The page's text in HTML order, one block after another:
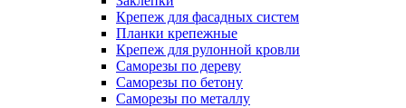
Крепеж для фасадных систем
Планки крепежные
Крепеж для рулонной кровли
Саморезы по дереву
Саморезы по бетону
Саморезы по металлу